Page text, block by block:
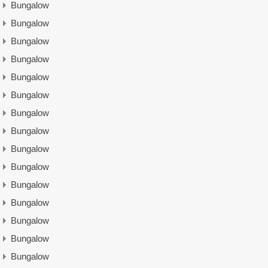
Bungalow
Bungalow
Bungalow
Bungalow
Bungalow
Bungalow
Bungalow
Bungalow
Bungalow
Bungalow
Bungalow
Bungalow
Bungalow
Bungalow
Bungalow